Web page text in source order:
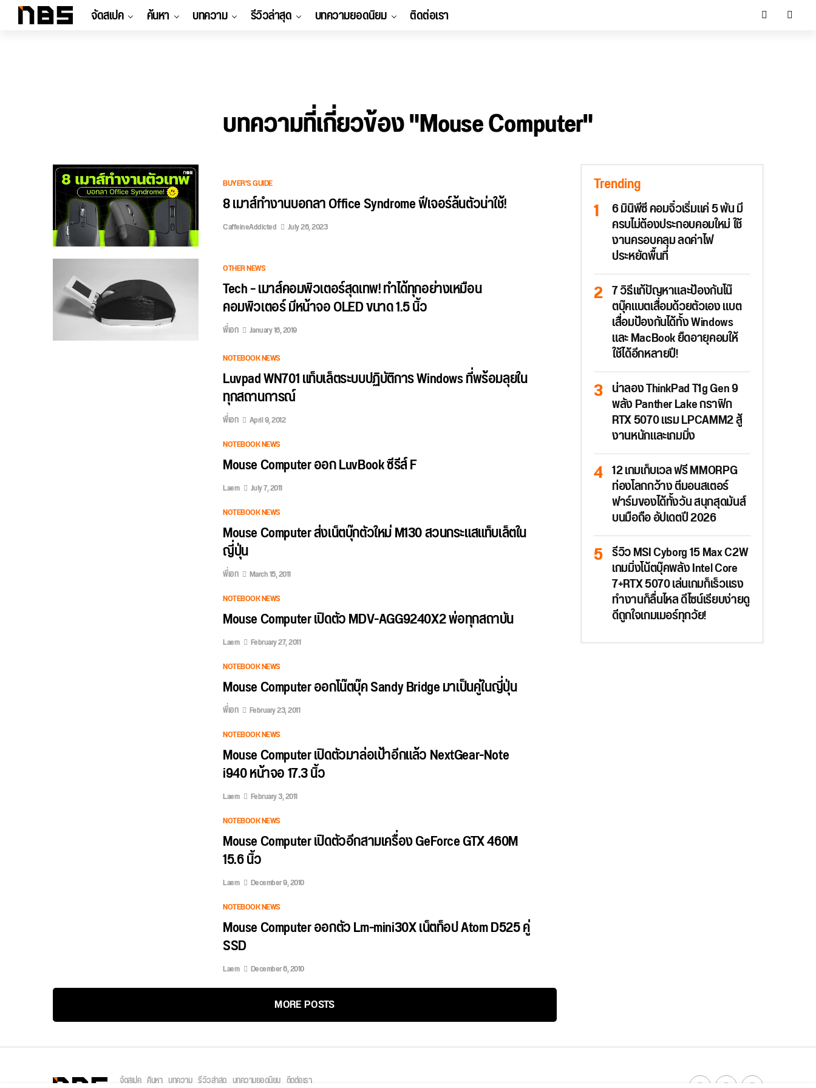
จัดสเปค ค้นหา บทความ รีวิวล่าสุด บทความยอดนิยม ติดต่อเรา
บทความที่เกี่ยวข้อง "Mouse Computer"
BUYER'S GUIDE
8 เมาส์ทำงานบอกลา Office Syndrome ฟีเจอร์ล้นตัวน่าใช้!
CaffeineAddicted July 26, 2023
OTHER NEWS
Tech – เมาส์คอมพิวเตอร์สุดเทพ! ทำได้ทุกอย่างเหมือน
คอมพิวเตอร์ มีหน้าจอ OLED ขนาด 1.5 นิ้ว
พี่เอก
January 16, 2019
NOTEBOOK NEWS
Luvpad WN701 แท็บเล็ตระบบปฏิบัติการ Windows ที่พร้อมลุยใน
ทุกสถานการณ์
พี่เอก
April 9, 2012
NOTEBOOK NEWS
Mouse Computer ออก LuvBook ซีรีส์ F
Laem
July 7, 2011
NOTEBOOK NEWS
Mouse Computer ส่งเน็ตบุ๊กตัวใหม่ M130 สวนกระแสแท็บเล็ตใน
ญี่ปุ่น
พี่เอก
March 15, 2011
NOTEBOOK NEWS
Mouse Computer เปิดตัว MDV-AGG9240X2 พ่อทุกสถาบัน
Laem
February 27, 2011
NOTEBOOK NEWS
Mouse Computer ออกโน๊ตบุ๊ค Sandy Bridge มาเป็นคู่ในญี่ปุ่น
พี่เอก
February 23, 2011
NOTEBOOK NEWS
Mouse Computer เปิดตัวมาล่อเป้าอีกแล้ว NextGear-Note
i940 หน้าจอ 17.3 นิ้ว
Laem
February 3, 2011
NOTEBOOK NEWS
Mouse Computer เปิดตัวอีกสามเครื่อง GeForce GTX 460M
15.6 นิ้ว
Laem
December 9, 2010
NOTEBOOK NEWS
Mouse Computer ออกตัว Lm-mini30X เน็ตท็อป Atom D525 คู่
SSD
Laem December 6, 2010
MORE POSTS
Trending
6 มินิพีซี คอมจิ๋วเริ่มแค่ 5 พัน มี
ครบไม่ต้องประกอบคอมใหม่ ใช้
งานครอบคลุม ลดค่าไฟ
ประหยัดพื้นที่
7 วิธีแก้ปัญหาและป้องกันโน๊
ตบุ๊คแบตเสื่อมด้วยตัวเอง แบต
เสื่อมป้องกันได้ทั้ง Windows
และ MacBook ยืดอายุคอมให้
ใช้ได้อีกหลายปี!
น่าลอง ThinkPad T1g Gen 9
พลัง Panther Lake กราฟิก
RTX 5070 แรม LPCAMM2 สู้
งานหนักและเกมมิ่ง
12 เกมเก็บเวล ฟรี MMORPG
ท่องโลกกว้าง ตีมอนสเตอร์
ฟาร์มของได้ทั้งวัน สนุกสุดมันส์
บนมือถือ อัปเดตปี 2026
รีวิว MSI Cyborg 15 Max C2W
เกมมิ่งโน้ตบุ๊คพลัง Intel Core
7+RTX 5070 เล่นเกมก็เร็วแรง
ทำงานก็ลื่นไหล ดีไซน์เรียบง่ายดู
ดีถูกใจเกมเมอร์ทุกวัย!
จัดสเปค ค้นหา บทความ รีวิวล่าสุด บทความยอดนิยม ติดต่อเรา